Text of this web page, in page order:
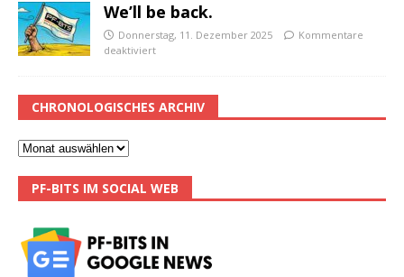
We’ll be back.
Donnerstag, 11. Dezember 2025
Kommentare
deaktiviert
CHRONOLOGISCHES ARCHIV
PF-BITS IM SOCIAL WEB